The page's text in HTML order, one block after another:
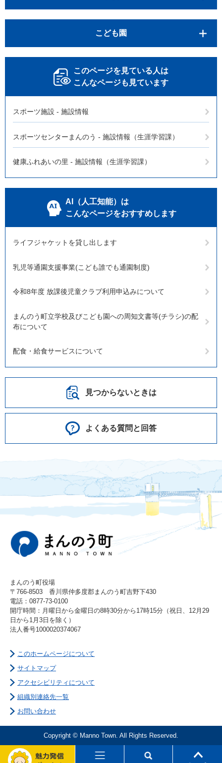
こども園
このページを見ている人は
こんなページも見ています
スポーツ施設 - 施設情報
スポーツセンターまんのう - 施設情報（生涯学習課）
健康ふれあいの里 - 施設情報（生涯学習課）
AI（人工知能）は
こんなページをおすすめします
ライフジャケットを貸し出します
乳児等通園支援事業(こども誰でも通園制度)
令和8年度 放課後児童クラブ利用申込みについて
まんのう町立学校及びこども園への周知文書等(チラシ)の配
布について
配食・給食サービスについて
見つからないときは
よくある質問と回答
まんのう町役場
〒766-8503 香川県仲多度郡まんのう町吉野下430
電話：0877-73-0100
開庁時間：月曜日から金曜日の8時30分から17時15分（祝日、12月29
日から1月3日を除く）
法人番号1000020374067
このホームページについて
サイトマップ
アクセシビリティについて
組織別連絡先一覧
お問い合わせ
Copyright © Manno Town. All Rights Reserved.